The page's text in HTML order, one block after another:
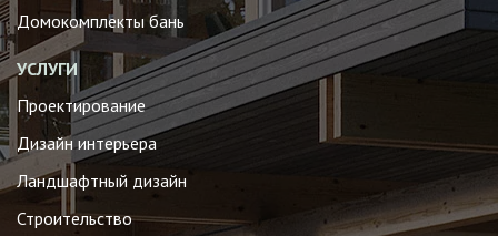
Домокомплекты бань
УСЛУГИ
Проектирование
Дизайн интерьера
Ландшафтный дизайн
Строительство